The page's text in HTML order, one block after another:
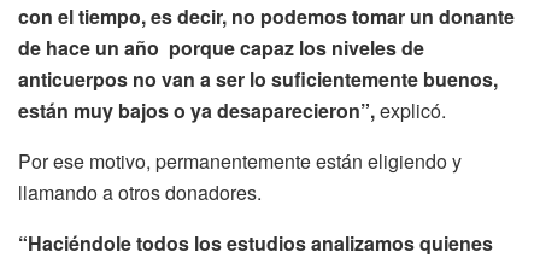
con el tiempo, es decir, no podemos tomar un donante
de hace un año porque capaz los niveles de
anticuerpos no van a ser lo suficientemente buenos,
están muy bajos o ya desaparecieron”,explicó.
Por ese motivo, permanentemente están eligiendo y
llamando a otros donadores.
“Haciéndole todos los estudios analizamos quienes